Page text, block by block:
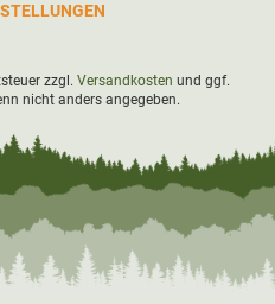
zzgl. Versandkosten und ggf.
nicht anders angegeben.